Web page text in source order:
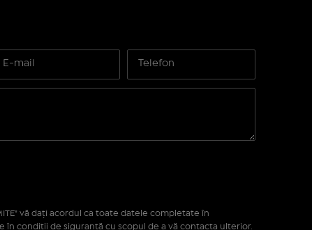
vă daţi acordul ca toate datele completate în
în condiţii de siguranţă cu scopul de a vă contacta ulterior.